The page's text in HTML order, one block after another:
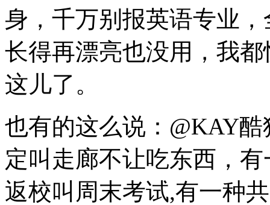
身，千万别报英语专业
长得再漂亮也没用，我
这儿了。
也有的这么说：@KAY
定叫走廊不让吃东西，
返校叫周末考试,有一种